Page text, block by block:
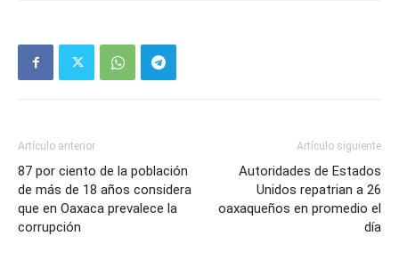
Artículo anterior
87 por ciento de la población
de más de 18 años considera
que en Oaxaca prevalece la
corrupción
Artículo siguiente
Autoridades de Estados
Unidos repatrian a 26
oaxaqueños en promedio el
día